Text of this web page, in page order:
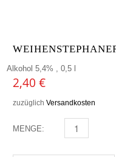
Alkohol 5,4% , 0,5 l
2,40 €
zuzüglich Versandkosten
MENGE: